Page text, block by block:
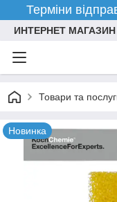
Терміни
ИНТЕРНЕТ МАГАЗИН
Товари та
Новинка